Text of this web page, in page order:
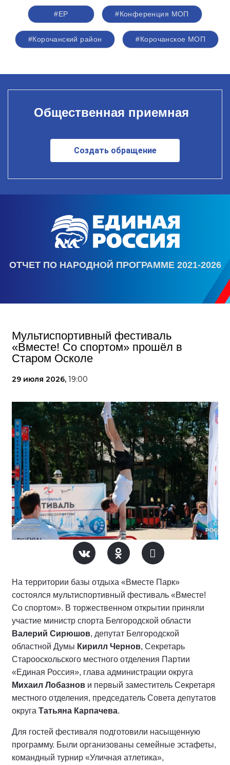
#ЕР #Конференция МОП
#Корочанский район #Корочанское МОП
Общественная приемная
Создать обращение
ОТЧЕТ ПО НАРОДНОЙ ПРОГРАММЕ 2021-2026
Мультиспортивный фестиваль
«Вместе! Со спортом» прошёл в
Старом Осколе
29 июля 2026, 19:00
На территории базы отдыха «Вместе Парк»
состоялся мультиспортивный фестиваль «Вместе!
Со спортом». В торжественном открытии приняли
участие министр спорта Белгородской области
Валерий Сирюшов, депутат Белгородской
областной Думы Кирилл Чернов, Секретарь
Старооскольского местного отделения Партии
«Единая Россия», глава администрации округа
Михаил Лобазнов и первый заместитель Секретаря
местного отделения, председатель Совета депутатов
округа Татьяна Карпачева.
Для гостей фестиваля подготовили насыщенную
программу. Были организованы семейные эстафеты,
командный турнир «Уличная атлетика»,